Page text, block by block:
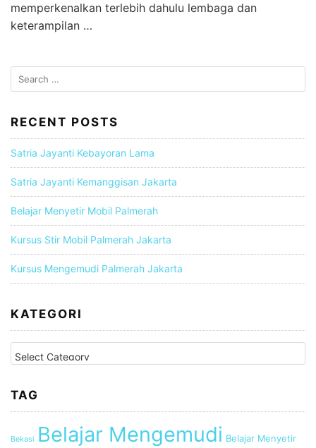
memperkenalkan terlebih dahulu lembaga dan
keterampilan …
e
r
c
h
f
o
r
:
RECENT POSTS
Satria Jayanti Kebayoran Lama
Satria Jayanti Kemanggisan Jakarta
Belajar Menyetir Mobil Palmerah
Kursus Stir Mobil Palmerah Jakarta
Kursus Mengemudi Palmerah Jakarta
KATEGORI
K
a
e
r
TAG
Bekasi Belajar Mengemudi Belajar Menyetir